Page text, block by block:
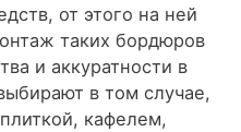
от этого на ней
таких бордюров
и аккуратности в
в том случае,
кафелем,